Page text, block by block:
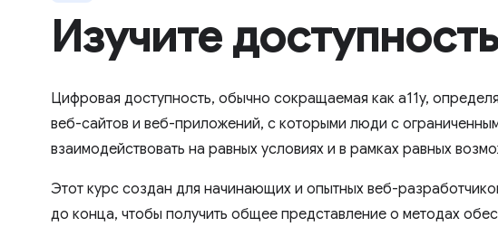
Изучите доступность
Цифровая доступность, обычно сокращаемая как a11y,
веб-сайтов и веб-приложений, с которыми люди с
взаимодействовать на равных условиях и в рамках равных
Этот курс создан для начинающих и опытных веб-
до конца, чтобы получить общее представление о методах